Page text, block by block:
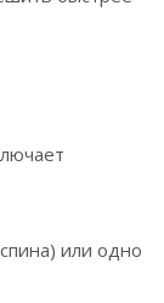
или одно